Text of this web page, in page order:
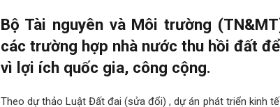
Bộ Tài nguyên và Môi trường
các trường hợp nhà nước thu hồi đất
vì lợi ích quốc gia, công cộng.
Theo dự thảo Luật Đất đai (sửa đổi) , dự án phát triển kinh